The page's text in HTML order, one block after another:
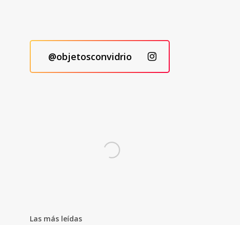
@objetosconvidrio
Las más leídas